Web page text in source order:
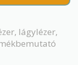
, lágylézer,